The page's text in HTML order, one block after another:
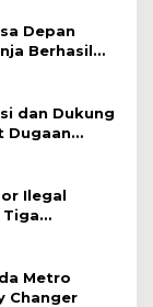
Depan
Berhasil
dan Dukung
Dugaan
Ilegal
Tiga
Satu Buron
Metro
Changer